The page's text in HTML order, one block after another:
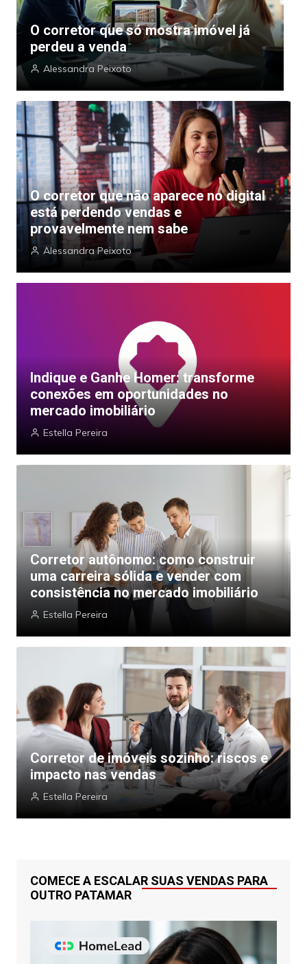
O corretor que só mostra imóvel já
perdeu a venda
Alessandra Peixoto
O corretor que não aparece no digital
está perdendo vendas e
provavelmente nem sabe
Alessandra Peixoto
Indique e Ganhe Homer: transforme
conexões em oportunidades no
mercado imobiliário
Estella Pereira
Corretor autônomo: como construir
uma carreira sólida e vender com
consistência no mercado imobiliário
Estella Pereira
Corretor de imóveis sozinho: riscos e
impacto nas vendas
Estella Pereira
COMECE A ESCALAR SUAS VENDAS PARA
OUTRO PATAMAR